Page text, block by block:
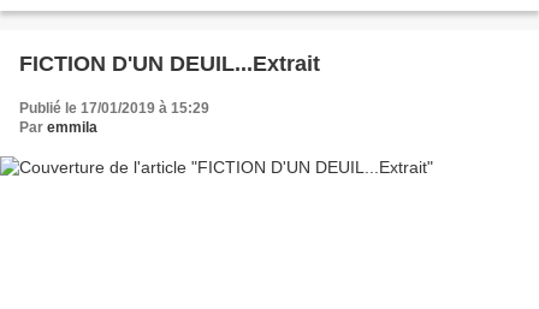
FICTION D'UN DEUIL...Extrait
Publié le 17/01/2019 à 15:29
Par emmila